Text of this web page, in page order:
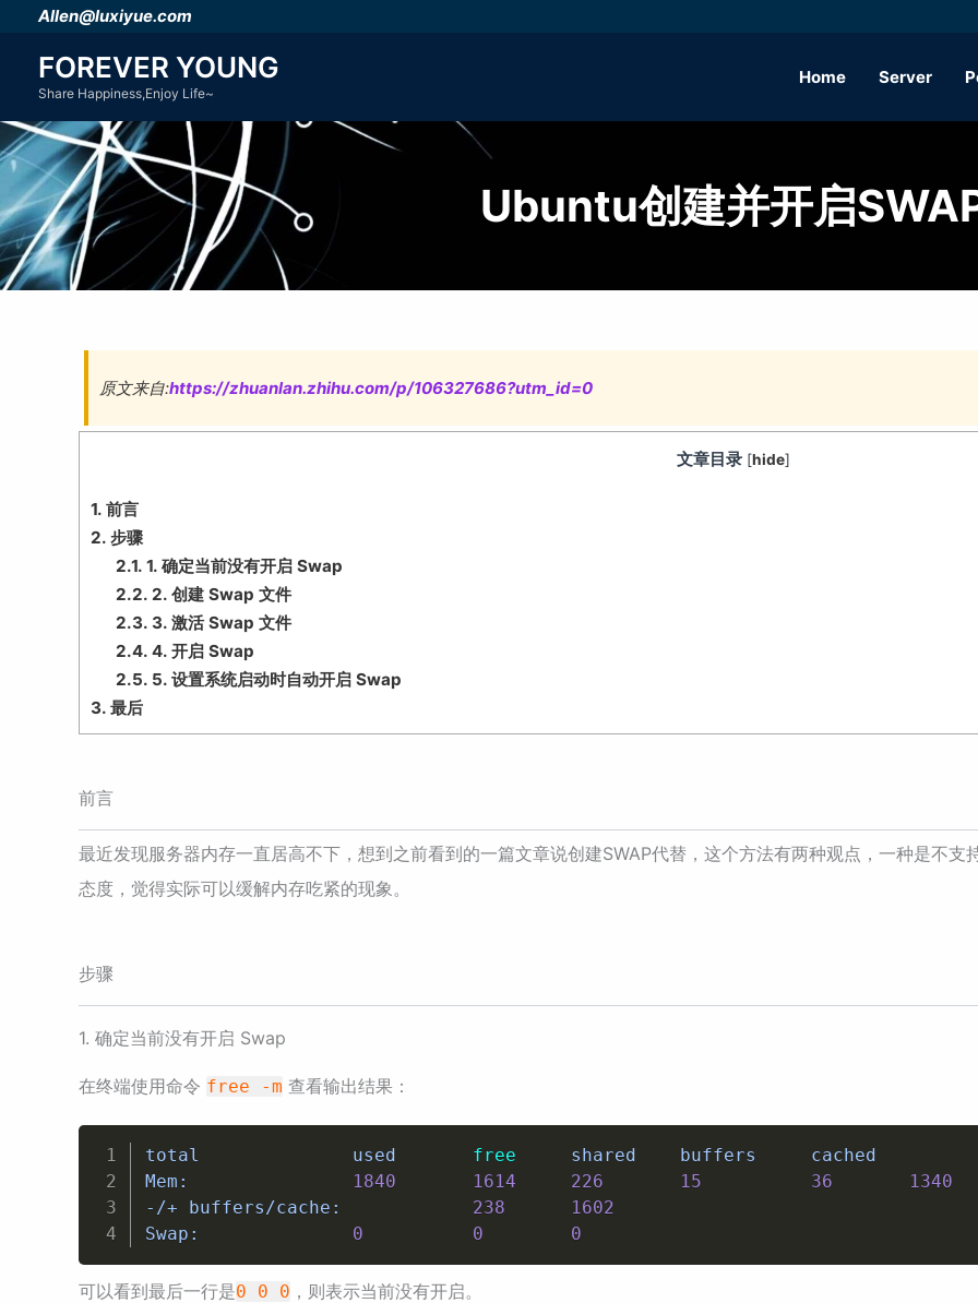
Allen@luxiyue.com
FOREVER YOUNG
Share Happiness,Enjoy Life~
Home Server
Ubuntu创建并开启
原文来自:https://zhuanlan.zhihu.com/p/106327686?utm_id=0
文章目录 [hide]
1. 前言
2. 步骤
2.1.1. 确定当前没有开启 Swap
2.2.2. 创建 Swap 文件
2.3.3. 激活 Swap 文件
2.4.4. 开启 Swap
2.5.5. 设置系统启动时自动开启 Swap
3. 最后
前言
最近发现服务器内存一直居高不下，想到之前看到的一篇文章说创建SWAP代替，这个方法有两种观点，一种是不
态度，觉得实际可以缓解内存吃紧的现象。
步骤
1. 确定当前没有开启 Swap
在终端使用命令 free -m 查看输出结果：
total              used free
     shared    buffers     cached
Mem:
1840 1614 226 15 36
1340
-/+ buffers/cache: 238
1602
Swap: 0 0 0
可以看到最后一行是0 0 0 ，则表示当前没有开启。